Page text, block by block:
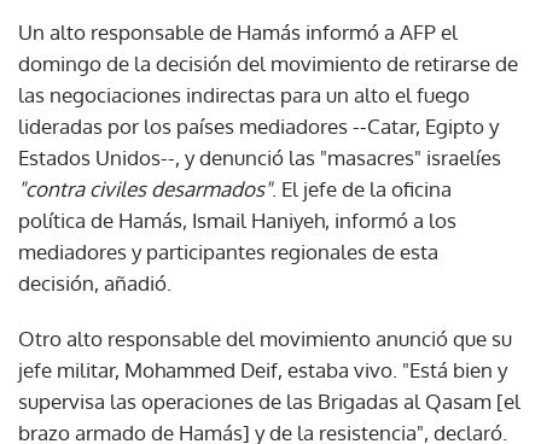
Un alto responsable de Hamás informó a AFP el
domingo de la decisión del movimiento de retirarse de
las negociaciones indirectas para un alto el fuego
lideradas por los países mediadores --Catar, Egipto y
Estados Unidos--, y denunció las "masacres" israelíes
"contra civiles desarmados". El jefe de la oficina
política de Hamás, Ismail Haniyeh, informó a los
mediadores y participantes regionales de esta
decisión, añadió.
Otro alto responsable del movimiento anunció que su
jefe militar, Mohammed Deif, estaba vivo. "Está bien y
supervisa las operaciones de las Brigadas al Qasam [el
brazo armado de Hamás] y de la resistencia", declaró.